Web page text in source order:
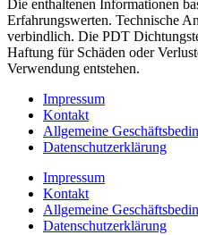
Die enthaltenen Informationen
Erfahrungswerten. Technische
verbindlich. Die PDT
Haftung für Schäden oder
Verwendung entstehen.
Impressum
Kontakt
Allgemeine
Datenschutzerklärung
Impressum
Kontakt
Allgemeine
Datenschutzerklärung